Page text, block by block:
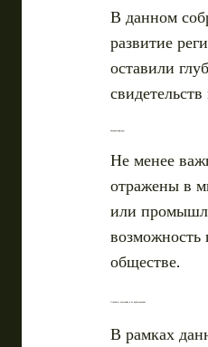
В данном
развитие
оставили
Значимые фигуры
Не менее
отражены в
или
возможность
обществе.
Основные коллекции и их происхождение
В рамках